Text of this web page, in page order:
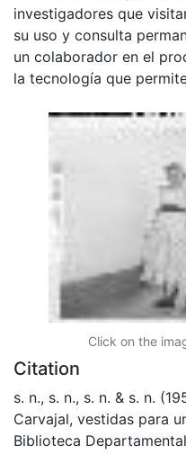
investigadores que
su uso y consulta
un colaborador en el
la tecnología que
Click on the
Citation
s. n., s. n., s. n. & s. n.
Carvajal, vestidas para
Biblioteca